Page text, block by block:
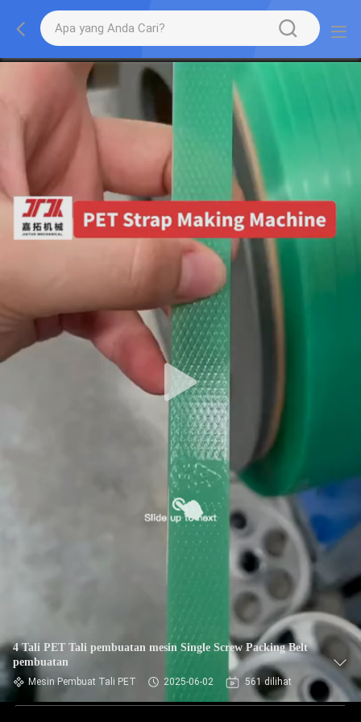
4 Tali PET Tali pembuatan mesin Single Screw Packing Belt
pembuatan
Mesin Pembuat Tali PET 2025-06-02 561 dilihat